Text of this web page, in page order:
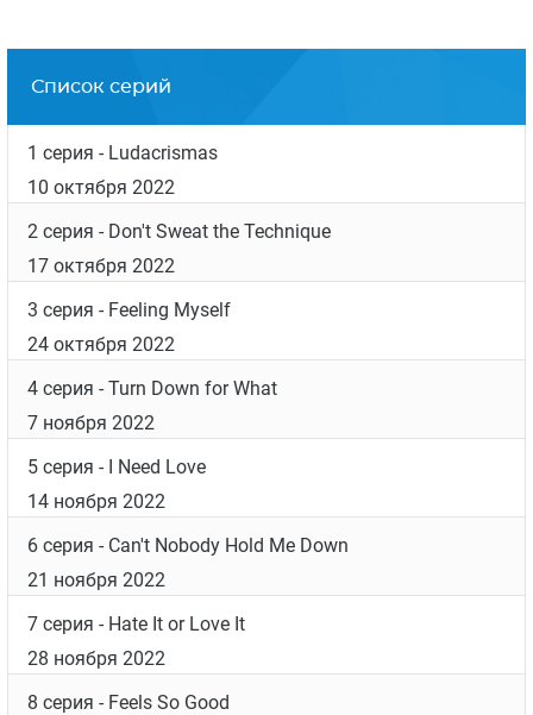
Список серий
1 серия - Ludacrismas
10 октября 2022
2 серия - Don't Sweat the Technique
17 октября 2022
3 серия - Feeling Myself
24 октября 2022
4 серия - Turn Down for What
7 ноября 2022
5 серия - I Need Love
14 ноября 2022
6 серия - Can't Nobody Hold Me Down
21 ноября 2022
7 серия - Hate It or Love It
28 ноября 2022
8 серия - Feels So Good